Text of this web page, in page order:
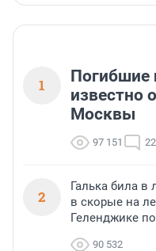
1
Погибшие
известно
Москвы
97 151
2
Галька била в
в скорые на
Геленджике
90 532